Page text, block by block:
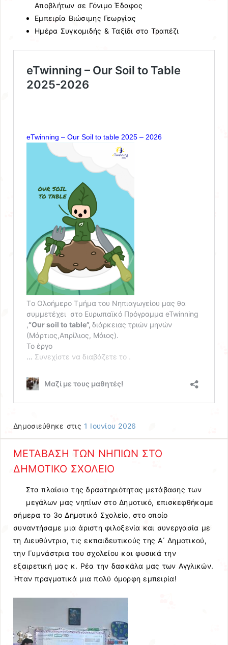
Αποβλήτων σε Γόνιμο Έδαφος
Εμπειρία Βιώσιμης Γεωργίας
Ημέρα Συγκομιδής & Ταξίδι στο Τραπέζι
Δημοσιεύθηκε στις 1 Ιουνίου 2026
ΜΕΤΑΒΑΣΗ ΤΩΝ ΝΗΠΙΩΝ ΣΤΟ
ΔΗΜΟΤΙΚΟ ΣΧΟΛΕΙΟ
Στα πλαίσια της δραστηριότητας μετάβασης των
μεγάλων μας νηπίων στο Δημοτικό, επισκεφθήκαμε
σήμερα το 3ο Δημοτικό Σχολείο, στο οποίο
συναντήσαμε μια άριστη φιλοξενία και συνεργασία με
τη Διευθύντρια, τις εκπαιδευτικούς της Α΄ Δημοτικού,
την Γυμνάστρια του σχολείου και φυσικά την
εξαιρετική μας κ. Ρέα την δασκάλα μας των Αγγλικών.
Ήταν πραγματικά μια πολύ όμορφη εμπειρία!